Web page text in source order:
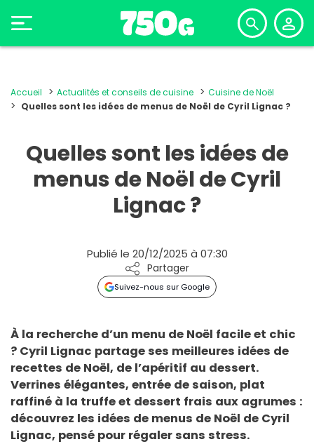
Accueil Actualités et conseils de cuisine
Cuisine de Noël
Quelles sont les idées de menus de Noël de Cyril Lignac ?
Quelles sont les idées de
menus de Noël de Cyril
Lignac ?
Publié le 20/12/2025 à 07:30
Partager
Suivez-nous sur Google
À la recherche d’un menu de Noël facile et chic
? Cyril Lignac partage ses meilleures idées de
recettes de Noël, de l’apéritif au dessert.
Verrines élégantes, entrée de saison, plat
raffiné à la truffe et dessert frais aux agrumes :
découvrez les idées de menus de Noël de Cyril
Lignac, pensé pour régaler sans stress.